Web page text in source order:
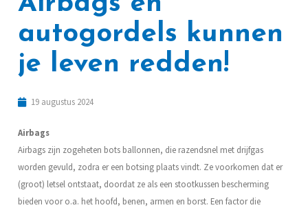
autogordels kunnen
je leven redden!
19 augustus 2024
Airbags
Airbags zijn zogeheten bots ballonnen, die razendsnel met drijfgas
worden gevuld, zodra er een botsing plaats vindt. Ze voorkomen dat er
(groot) letsel ontstaat, doordat ze als een stootkussen bescherming
bieden voor o.a. het hoofd, benen, armen en borst. Een factor die